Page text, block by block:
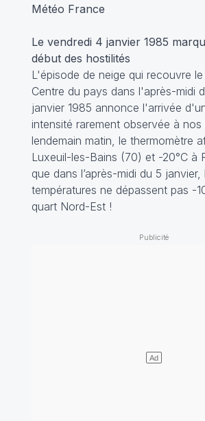
Météo France
Le vendredi 4 janvier 1985
début des hostilités
L'épisode de neige qui recouvre
Centre du pays dans l'après-midi
janvier 1985 annonce l'arrivée
intensité rarement observée à
lendemain matin, le thermomètre
Luxeuil-les-Bains (70) et -20°C à
que dans l’après-midi du 5 janvier,
températures ne dépassent pas -
quart Nord-Est !